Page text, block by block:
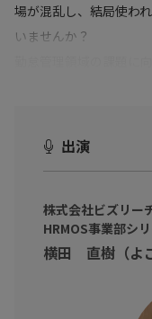
場が混乱し、結局使わ
いませんか？
この動画を見ることで
で無理のない定着の仕
計で現場に馴染むシス
※動画内のデータや実
出演
株式会社ビズリー
HRMOS事業部シ
横田 直樹（よ